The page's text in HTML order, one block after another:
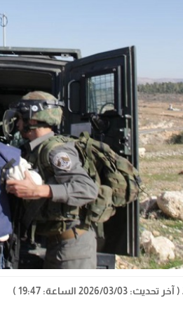
( آخر تحديث: 2026/03/03 الساعة: 19:47 )